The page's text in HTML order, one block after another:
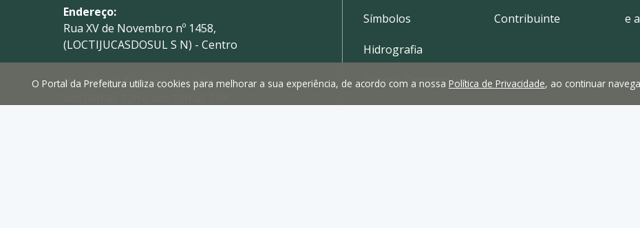
Endereço:
Rua XV de Novembro nº 1458,
(LOCTIJUCASDOSUL S N) - Centro
Horário de Funcionamento:
Símbolos
Hidrografia
Clima e Temperatura
Contribuinte e
O Portal da Prefeitura utiliza cookies para melhorar a sua experiência, de acordo com a nossa Política de Privacidade, ao continuar